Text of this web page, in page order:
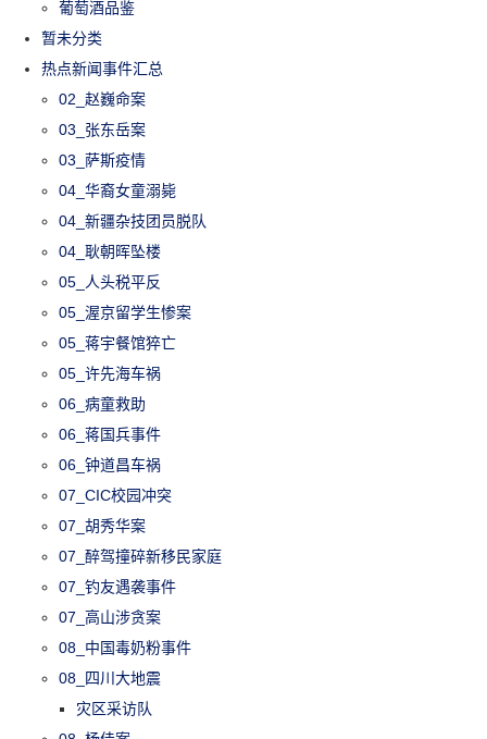
葡萄酒品鉴
暂未分类
热点新闻事件汇总
02_赵巍命案
03_张东岳案
03_萨斯疫情
04_华裔女童溺毙
04_新疆杂技团员脱队
04_耿朝晖坠楼
05_人头税平反
05_渥京留学生惨案
05_蒋宇餐馆猝亡
05_许先海车祸
06_病童救助
06_蒋国兵事件
06_钟道昌车祸
07_CIC校园冲突
07_胡秀华案
07_醉驾撞碎新移民家庭
07_钓友遇袭事件
07_高山涉贪案
08_中国毒奶粉事件
08_四川大地震
灾区采访队